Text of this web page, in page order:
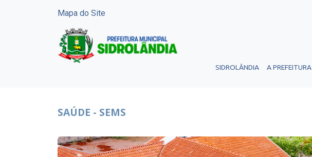
Mapa do Site
SIDROLÂNDIA A PREFEITURA
SAÚDE - SEMS